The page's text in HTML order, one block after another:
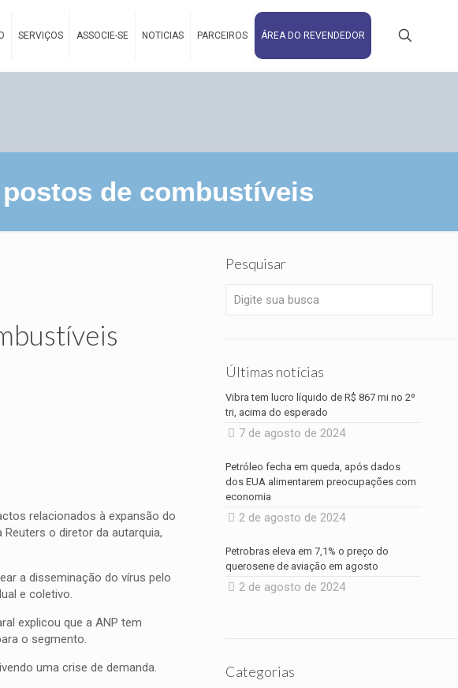
SERVIÇOS ASSOCIE-SE NOTICIAS PARCEIROS ÁREA DO REVENDEDOR
de combustíveis
relacionados à expansão do
o diretor da autarquia,
a disseminação do vírus pelo
e coletivo.
explicou que a ANP tem
o segmento.
uma crise de demanda.
Pesquisar
Últimas notícias
Vibra tem lucro líquido de R$ 867 mi no 2º
tri, acima do esperado
7 de agosto de 2024
Petróleo fecha em queda, após dados
dos EUA alimentarem preocupações com
economia
2 de agosto de 2024
Petrobras eleva em 7,1% o preço do
querosene de aviação em agosto
2 de agosto de 2024
Categorias